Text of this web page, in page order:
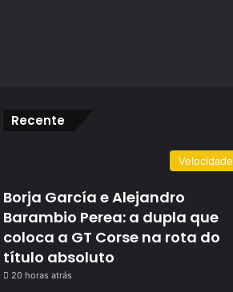
Recente
Velocidade
Borja García e Alejandro
Barambio Perea: a dupla que
coloca a GT Corse na rota do
título absoluto
20 horas atrás